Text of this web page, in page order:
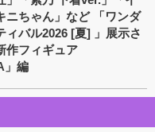
ニちゃん」など 「ワンダ
ィバル2026 [夏] 」展示さ
作フィギュア
」編